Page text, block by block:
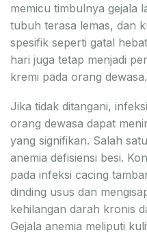
memicu timbulnya gejala
tubuh terasa lemas, dan
spesifik seperti gatal
hari juga tetap menjadi
kremi pada orang dewasa.
Jika tidak ditangani,
orang dewasa dapat
yang signifikan. Salah
anemia defisiensi besi.
pada infeksi cacing
dinding usus dan
kehilangan darah kronis
Gejala anemia meliputi